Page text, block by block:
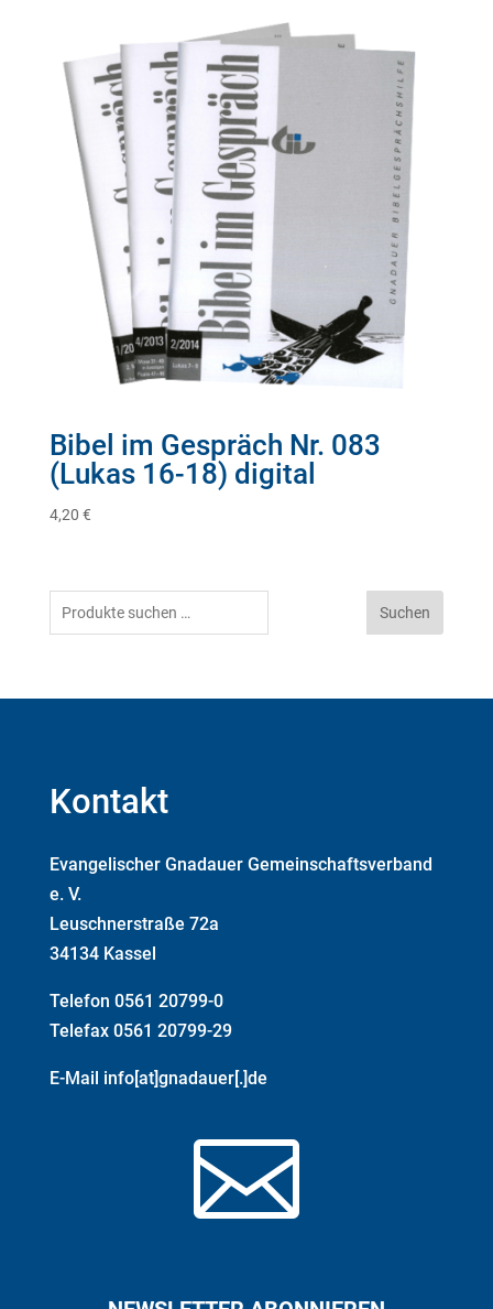
Bibel im Gespräch Nr. 083
(Lukas 16-18) digital
4,20 €
Suchen
nach:
Suchen
Kontakt
Evangelischer Gnadauer Gemeinschaftsverband
e. V.
Leuschnerstraße 72a
34134 Kassel
Telefon 0561 20799-0
Telefax 0561 20799-29
E-Mail info[at]gnadauer[.]de
